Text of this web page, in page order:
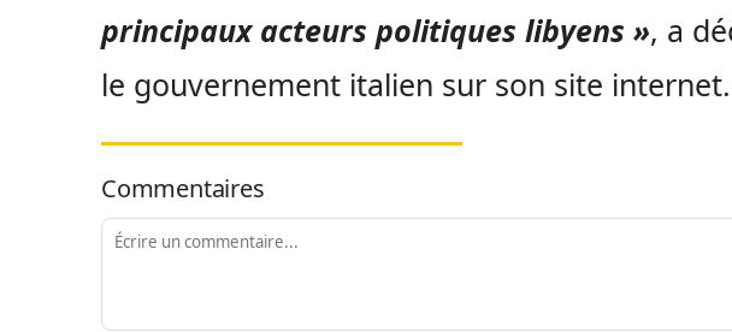
principaux acteurs politiques libyens », a
le gouvernement italien sur son site internet.
Commentaires